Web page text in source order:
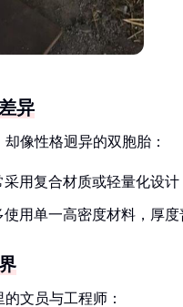
异
像性格迥异的双胞胎：
采用复合材质或轻量化设
使用单一高密度材料，厚
文员与工程师：